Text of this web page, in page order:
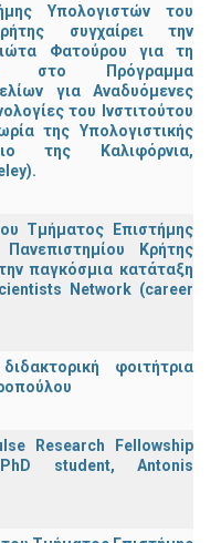
Υπολογιστών του
συγχαίρει την
Φατούρου για τη
στο Πρόγραμμα
για Αναδυόμενες
του Ινστιτούτου
της Υπολογιστικής
της Καλιφόρνια,
Τμήματος Επιστήμης
Κρήτης
παγκόσμια κατάταξη
Network (career
φοιτήτρια
Research Fellowship
student, Antonis